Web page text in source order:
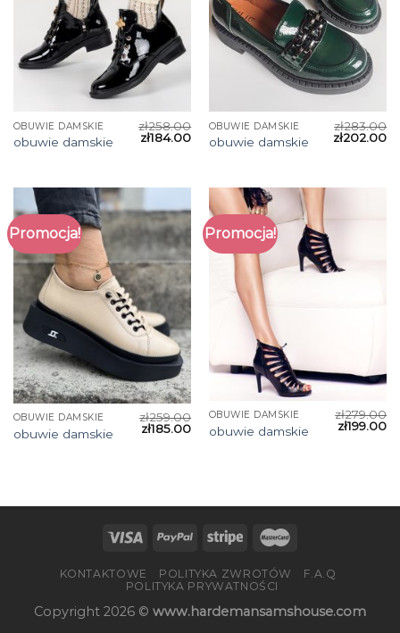
OBUWIE DAMSKIE
obuwie damskie
zł258.00
zł184.00
OBUWIE DAMSKIE
obuwie damskie
zł283.00
zł202.00
Promocja!
OBUWIE DAMSKIE
obuwie damskie
zł259.00
zł185.00
Promocja!
OBUWIE DAMSKIE
obuwie damskie
zł279.00
zł199.00
KONTAKTOWE POLITYKA ZWROTÓW
F.A.Q
POLITYKA PRYWATNOŚCI
Copyright 2026 © www.hardemansamshouse.com